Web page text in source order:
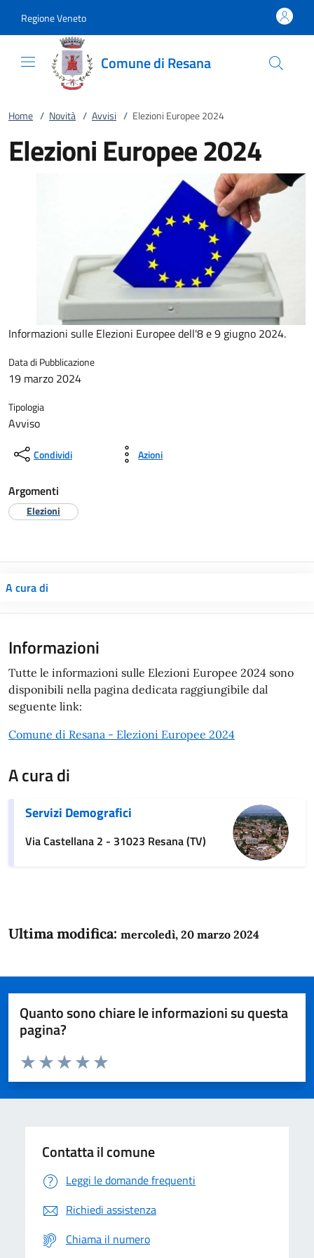
Regione Veneto
Comune di Resana
Home / Novità / Avvisi / Elezioni Europee 2024
Elezioni Europee 2024
Informazioni sulle Elezioni Europee dell'8 e 9 giugno 2024.
Data di Pubblicazione
19 marzo 2024
Tipologia
Avviso
Condividi Azioni
Argomenti
Elezioni
A cura di
Informazioni
Tutte le informazioni sulle Elezioni Europee 2024 sono
disponibili nella pagina dedicata raggiungibile dal
seguente link:
Comune di Resana - Elezioni Europee 2024
A cura di
Servizi Demografici
Via Castellana 2 - 31023 Resana (TV)
Ultima modifica: mercoledì, 20 marzo 2024
Quanto sono chiare le informazioni su questa
pagina?
Domanda
Valuta da 1 a 5 stelle la pagina
Valuta 5 stelle su 5
Valuta 4 stelle su 5
Valuta 3 stelle su 5
Valuta 2 stelle su 5
Valuta 1 stelle su 5
Contatta il comune
Leggi le domande frequenti
Richiedi assistenza
Chiama il numero